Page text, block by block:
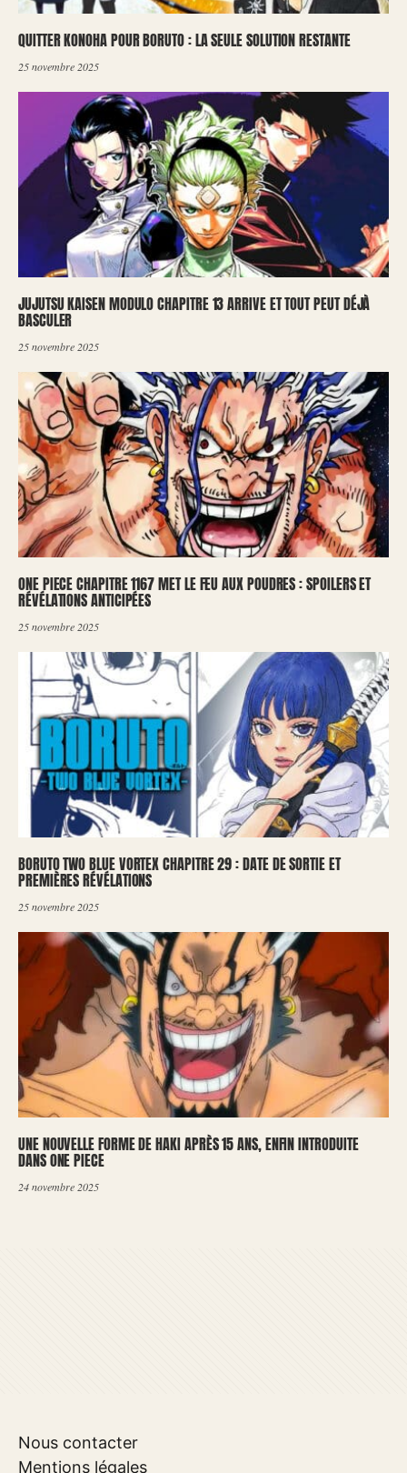
QUITTER KONOHA POUR BORUTO : LA SEULE SOLUTION RESTANTE
25 novembre 2025
JUJUTSU KAISEN MODULO CHAPITRE 13 ARRIVE ET TOUT PEUT DÉJÀ
BASCULER
25 novembre 2025
ONE PIECE CHAPITRE 1167 MET LE FEU AUX POUDRES : SPOILERS ET
RÉVÉLATIONS ANTICIPÉES
25 novembre 2025
BORUTO TWO BLUE VORTEX CHAPITRE 29 : DATE DE SORTIE ET
PREMIÈRES RÉVÉLATIONS
25 novembre 2025
UNE NOUVELLE FORME DE HAKI APRÈS 15 ANS, ENFIN INTRODUITE
DANS ONE PIECE
24 novembre 2025
Nous contacter
Mentions légales